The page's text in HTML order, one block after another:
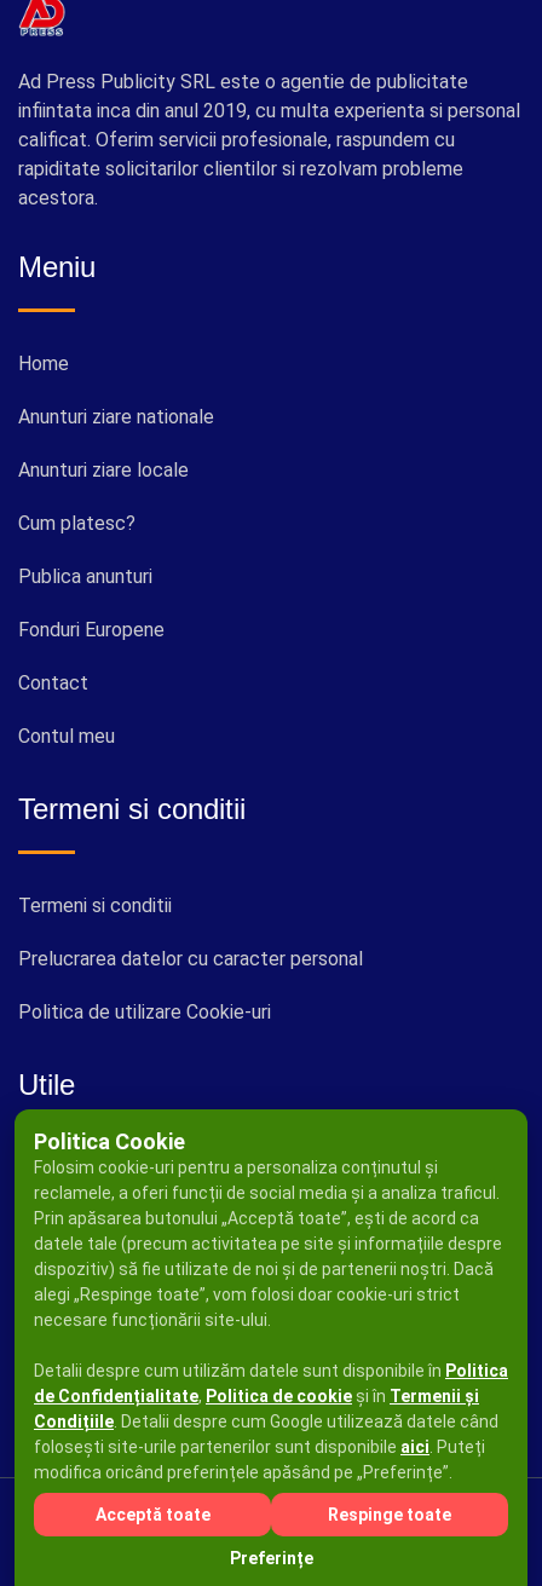
Ad Press Publicity SRL este o agentie de publicitate
infiintata inca din anul 2019, cu multa experienta si personal
calificat. Oferim servicii profesionale, raspundem cu
rapiditate solicitarilor clientilor si rezolvam probleme
acestora.
Meniu
Home
Anunturi ziare nationale
Anunturi ziare locale
Cum platesc?
Publica anunturi
Fonduri Europene
Contact
Contul meu
Termeni si conditii
Termeni si conditii
Prelucrarea datelor cu caracter personal
Politica de utilizare Cookie-uri
Utile
Copyright © 2026Ad Press Publicity SRLToate drepturile
rezervate.
Politica Cookie
Folosim cookie-uri pentru a personaliza conținutul și
reclamele, a oferi funcții de social media și a analiza traficul.
Prin apăsarea butonului „Acceptă toate”, ești de acord ca
datele tale (precum activitatea pe site și informațiile despre
dispozitiv) să fie utilizate de noi și de partenerii noștri. Dacă
alegi „Respinge toate”, vom folosi doar cookie-uri strict
necesare funcționării site-ului.
Detalii despre cum utilizăm datele sunt disponibile în Politica
de Confidențialitate, Politica de cookieși în Termenii și
Condițiile . Detalii despre cum Google utilizează datele când
folosești site-urile partenerilor sunt disponibile aici . Puteți
modifica oricând preferințele apăsând pe „Preferințe”.
Acceptă toate Respinge toate
Preferințe